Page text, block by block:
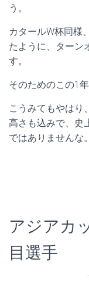
う。
カタールW杯同様
たように、ターン
す。
そのためのこの1
こうみてもやはり
高さも込みで、史
ではありませんな。
アジアカ
目選手